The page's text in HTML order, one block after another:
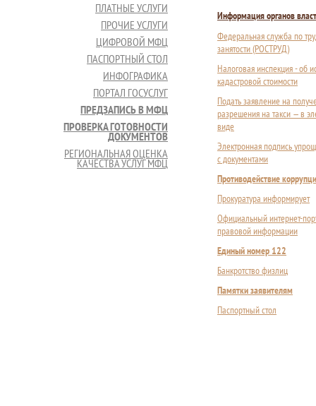
ПЛАТНЫЕ УСЛУГИ
ПРОЧИЕ УСЛУГИ
ЦИФРОВОЙ МФЦ
ПАСПОРТНЫЙ СТОЛ
ИНФОГРАФИКА
ПОРТАЛ ГОСУСЛУГ
ПРЕДЗАПИСЬ В МФЦ
ПРОВЕРКА ГОТОВНОСТИ
ДОКУМЕНТОВ
РЕГИОНАЛЬНАЯ ОЦЕНКА
КАЧЕСТВА УСЛУГ МФЦ
Информация органов
Федеральная служба по
занятости (РОСТРУД)
Налоговая инспекция - об
кадастровой стоимости
Подать заявление на
разрешения на такси — в
виде
Электронная подпись
с документами
Противодействие
Прокуратура информирует
Официальный интернет-
правовой информации
Единый номер 122
Банкротство физлиц
Памятки заявителям
Паспортный стол